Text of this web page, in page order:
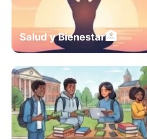
Salud y Bienestar🏥